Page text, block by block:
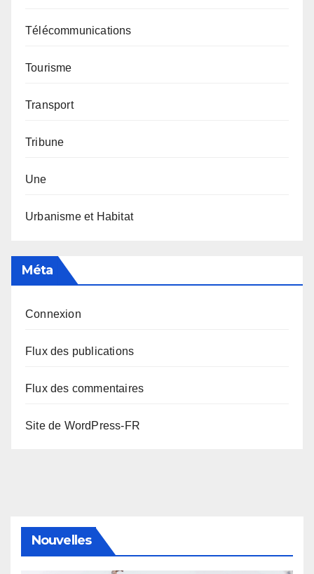
Télécommunications
Tourisme
Transport
Tribune
Une
Urbanisme et Habitat
Méta
Connexion
Flux des publications
Flux des commentaires
Site de WordPress-FR
Nouvelles